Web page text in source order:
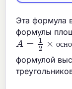
Эта формула
формулы
о сн о
A=12×
формулой